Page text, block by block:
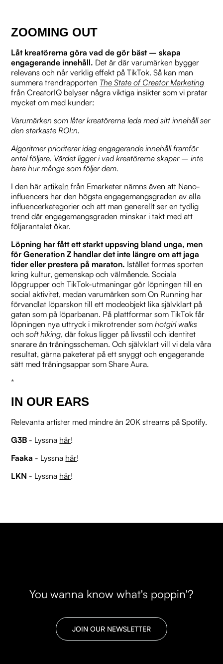
ZOOMING OUT
Låt kreatörerna göra vad de gör bäst – skapa
engagerande innehåll. Det är där varumärken bygger
relevans och når verklig effekt på TikTok. Så kan man
summera trendrapporten The State of Creator Marketing
från CreatorIQ belyser några viktiga insikter som vi pratar
mycket om med kunder:
Varumärken som låter kreatörerna leda med sitt innehåll ser
den starkaste ROI:n.
Algoritmer prioriterar idag engagerande innehåll framför
antal följare. Värdet ligger i vad kreatörerna skapar – inte
bara hur många som följer dem.
I den härartikeln från Emarketer nämns även att Nano-
influencers har den högsta engagemangsgraden av alla
influencerkategorier och att man generellt ser en tydlig
trend där engagemangsgraden minskar i takt med att
följarantalet ökar.
Löpning har fått ett starkt uppsving bland unga, men
för Generation Z handlar det inte längre om att jaga
tider eller prestera på maraton. Istället formas sporten
kring kultur, gemenskap och välmående. Sociala
löpgrupper och TikTok-utmaningar gör löpningen till en
social aktivitet, medan varumärken som On Running har
förvandlat löparskon till ett modeobjekt lika självklart på
gatan som på löparbanan. På plattformar som TikTok får
löpningen nya uttryck i mikrotrender somhotgirl walks
ochsoft hiking, där fokus ligger på livsstil och identitet
snarare än träningsscheman. Och självklart vill vi dela våra
resultat, gärna paketerat på ett snyggt och engagerande
sätt med träningsappar som Share Aura.
*
IN OUR EARS
Relevanta artister med mindre än 20K streams på Spotify.
G3B - Lyssna här!
Faaka - Lyssna här!
LKN - Lyssna här!
You wanna know what's poppin'?
JOIN OUR NEWSLETTER
JOIN OUR NEWSLETTER